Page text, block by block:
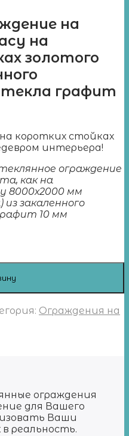
на
на
золотого
графит
коротких стойках
интерьера!
ограждение
как на
8000х2000 мм
закаленного
10 мм
Ограждения на
ограждения
для Вашего
Ваши
реальность.